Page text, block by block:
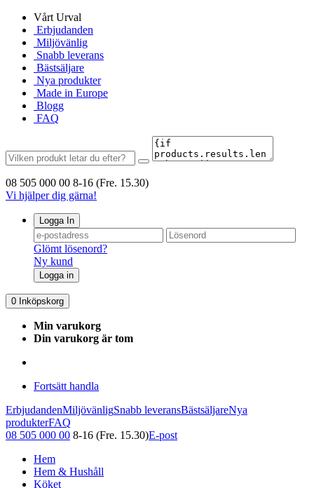
Vårt Urval
Erbjudanden
Miljövänlig
Snabb leverans
Bästsäljare
Nya produkter
Made in Europe
Blogg
FAQ
08 505 000 00 8-16 (Fre. 15.30)
Vi hjälper dig gärna!
Logga In
Glömt lösenord?
Ny kund
Logga in
0 Inköpskorg
Min varukorg
Din varukorg är tom
Fortsätt handla
ErbjudandenMiljövänligSnabb leveransBästsäljareNya
produkterFAQ
08 505 000 00 8-16 (Fre. 15.30)E-post
Hem
Hem & Hushåll
Köket